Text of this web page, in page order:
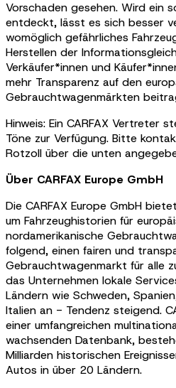
Vorschaden gesehen. Wird ein
entdeckt, lässt es sich besser
womöglich gefährliches
Herstellen der
Verkäufer*innen und
mehr Transparenz auf den
Gebrauchtwagenmärkten
Hinweis: Ein CARFAX Vertreter
Töne zur Verfügung. Bitte
Rotzoll über die unten
Über CARFAX Europe GmbH
Die CARFAX Europe GmbH
um Fahrzeughistorien für
nordamerikanische
folgend, einen fairen und
Gebrauchtwagenmarkt für alle
das Unternehmen lokale
Ländern wie Schweden,
Italien an - Tendenz steigend.
einer umfangreichen
wachsenden Datenbank,
Milliarden historischen
Autos in über 20 Ländern.